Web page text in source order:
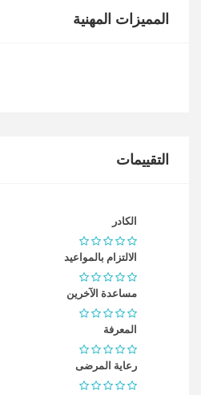
المميزات المهنية
التقييمات
الكادر
الالتزام بالمواعيد
مساعدة الآخرين
المعرفة
رعاية المرضى